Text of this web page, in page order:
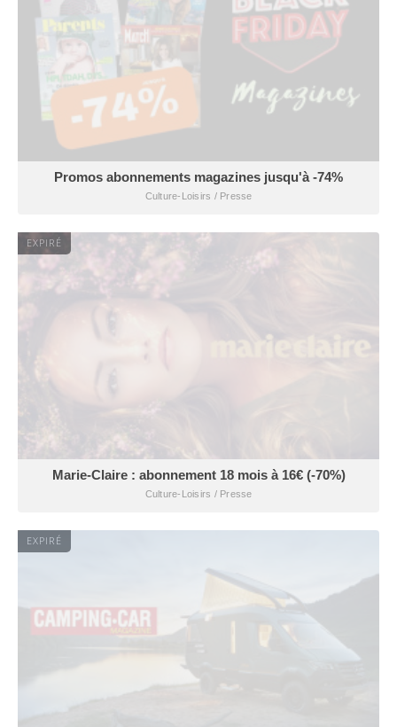
Promos abonnements magazines jusqu'à -74%
Culture-Loisirs / Presse
EXPIRÉ
Marie-Claire : abonnement 18 mois à 16€ (-70%)
Culture-Loisirs / Presse
EXPIRÉ